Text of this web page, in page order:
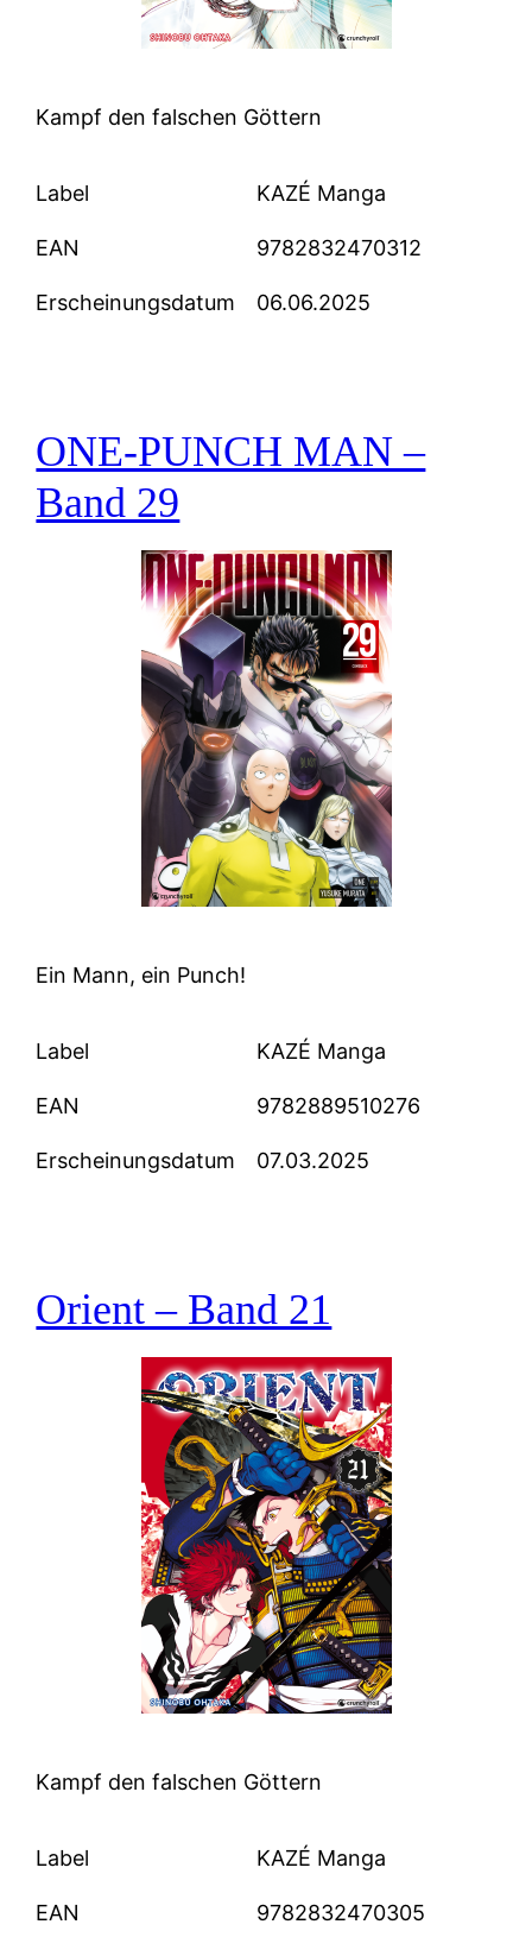
Kampf den falschen Göttern
Label KAZÉ Manga
EAN 9782832470312
Erscheinungsdatum 06.06.2025
ONE-PUNCH MAN –
Band 29
Ein Mann, ein Punch!
Label KAZÉ Manga
EAN 9782889510276
Erscheinungsdatum 07.03.2025
Orient – Band 21
Kampf den falschen Göttern
Label KAZÉ Manga
EAN 9782832470305